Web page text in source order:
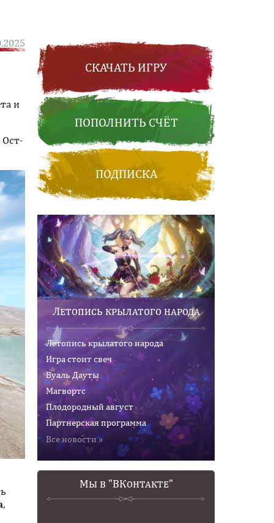
и
,
СКАЧАТЬ ИГРУ
ПОПОЛНИТЬ СЧЁТ
ПОДПИСКА
Летопись крылатого народа
Летопись крылатого народа
Игра стоит свеч
Вуаль Дауты
Магвортс
Плодородный август
Партнерская программа
Все новости »
Мы в "ВКонтакте"